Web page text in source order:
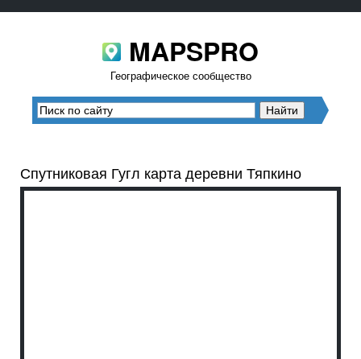
MAPSPRO
Географическое сообщество
Спутниковая Гугл карта деревни Тяпкино